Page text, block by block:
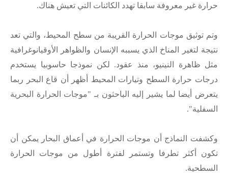
حرارة غير معروفة سابقا تهدد الكائنات التي تعيش هناك.
وتم توثيق موجات الحرارة القريبة من سطح المحيط، والتي تعد
نتيجة لتغير المناخ الذي يسببه الإنسان والظواهر الأوقيانوغرافية
مثل ظاهرة النينيو، منذ عقود. لكن نموذجا حاسوبيا يستخدم
درجات حرارة السطح وتيارات المحيط أظهر أن قاع البحر ربما
يتعرض أيضا لما يشير إليه الباحثون بـ "موجات الحرارة البحرية
السفلية".
وكشفت النماذج أن موجات الحرارة في أعماق البحار يمكن أن
تكون أكثر تطرفا وتستمر لفترة أطول من موجات الحرارة
السطحية.